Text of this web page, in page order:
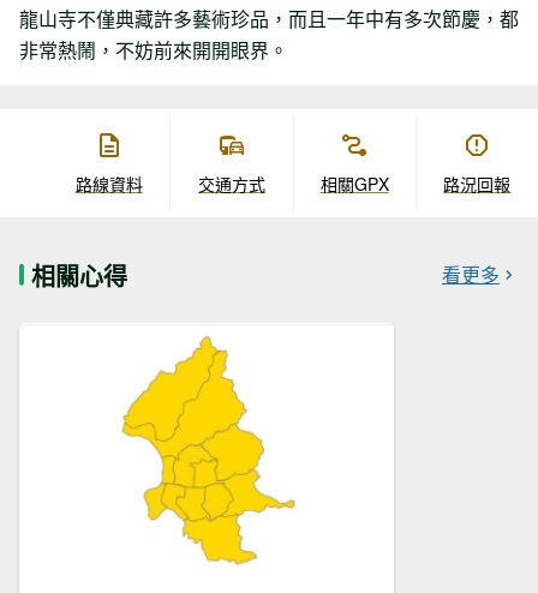
龍山寺不僅典藏許多藝術珍品，而且一年中有多次節慶，都
非常熱鬧，不妨前來開開眼界。
路線資料 交通方式 相關GPX 路況回報
相關心得 看更多